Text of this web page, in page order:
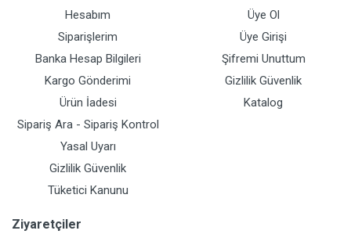
Hesabım
Siparişlerim
Banka Hesap Bilgileri
Kargo Gönderimi
Ürün İadesi
Sipariş Ara - Sipariş Kontrol
Yasal Uyarı
Gizlilik Güvenlik
Tüketici Kanunu
Üye Ol
Üye Girişi
Şifremi Unuttum
Gizlilik Güvenlik
Katalog
Ziyaretçiler